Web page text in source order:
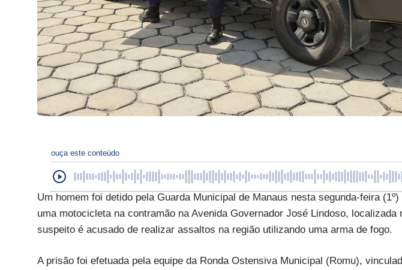
ouça este conteúdo
Um homem foi detido pela Guarda Municipal de Manaus nesta segunda-feira
uma motocicleta na contramão na Avenida Governador José Lindoso, localizada
suspeito é acusado de realizar assaltos na região utilizando uma arma de fogo.
A prisão foi efetuada pela equipe da Ronda Ostensiva Municipal (Romu),